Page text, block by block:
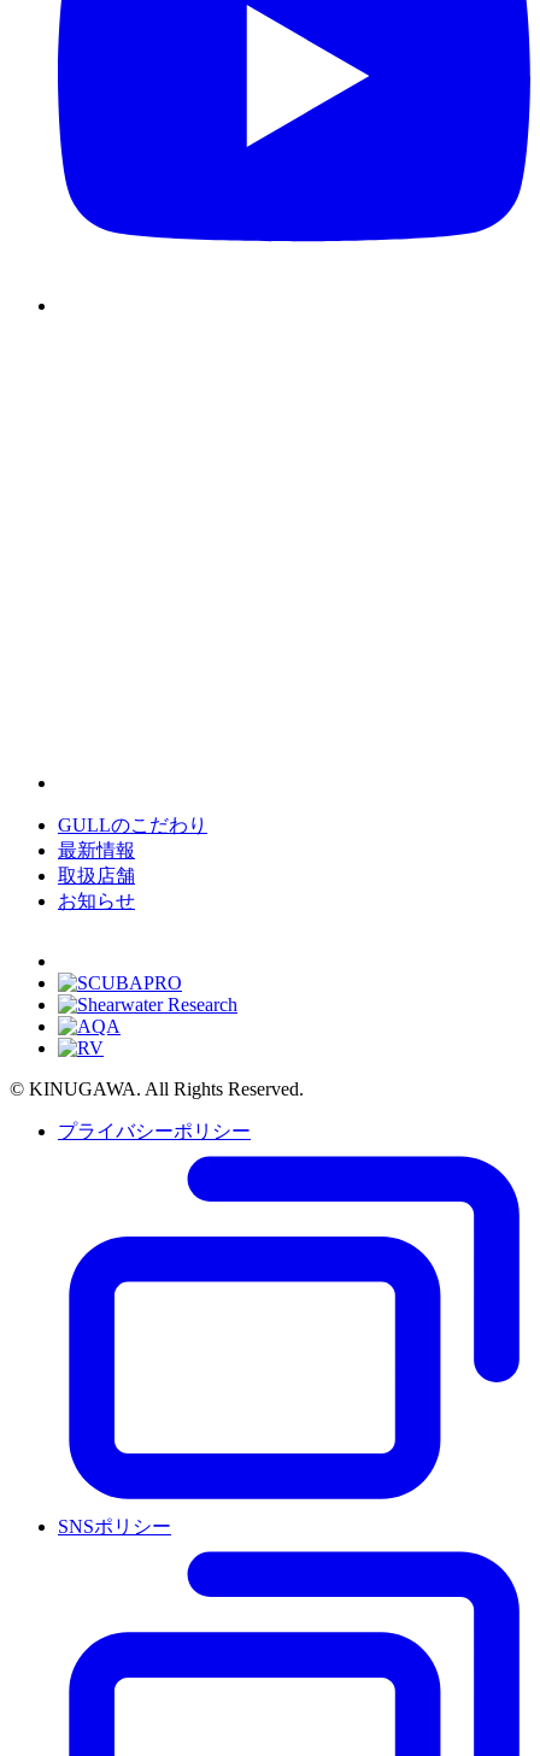
GULLのこだわり
最新情報
取扱店舗
お知らせ
© KINUGAWA. All Rights Reserved.
プライバシーポリシー
SNSポリシー